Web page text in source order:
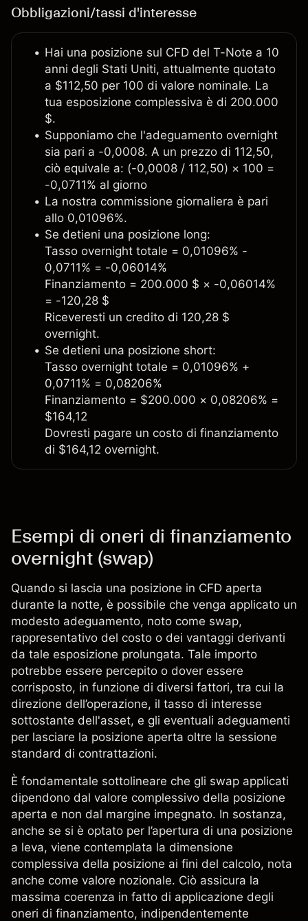
Obbligazioni/tassi d'interesse
Hai una posizione sul CFD del T-Note a 10
anni degli Stati Uniti, attualmente quotato
a $112,50 per 100 di valore nominale. La
tua esposizione complessiva è di 200.000
$.
Supponiamo che l'adeguamento overnight
sia pari a -0,0008. A un prezzo di 112,50,
ciò equivale a: (-0,0008 / 112,50) × 100 =
-0,0711% al giorno
La nostra commissione giornaliera è pari
allo 0,01096%.
Se detieni una posizione long:
Tasso overnight totale = 0,01096% -
0,0711% = -0,06014%
Finanziamento = 200.000 $ × -0,06014%
= -120,28 $
Riceveresti un credito di 120,28 $
overnight.
Se detieni una posizione short:
Tasso overnight totale = 0,01096% +
0,0711% = 0,08206%
Finanziamento = $200.000 × 0,08206% =
$164,12
Dovresti pagare un costo di finanziamento
di $164,12 overnight.
Esempi di oneri di finanziamento
overnight (swap)
Quando si lascia una posizione in CFD aperta
durante la notte, è possibile che venga applicato un
modesto adeguamento, noto come swap,
rappresentativo del costo o dei vantaggi derivanti
da tale esposizione prolungata. Tale importo
potrebbe essere percepito o dover essere
corrisposto, in funzione di diversi fattori, tra cui la
direzione dell’operazione, il tasso di interesse
sottostante dell'asset, e gli eventuali adeguamenti
per lasciare la posizione aperta oltre la sessione
standard di contrattazioni.
È fondamentale sottolineare che gli swap applicati
dipendono dal valore complessivo della posizione
aperta e non dal margine impegnato. In sostanza,
anche se si è optato per l’apertura di una posizione
a leva, viene contemplata la dimensione
complessiva della posizione ai fini del calcolo, nota
anche come valore nozionale. Ciò assicura la
massima coerenza in fatto di applicazione degli
oneri di finanziamento, indipendentemente